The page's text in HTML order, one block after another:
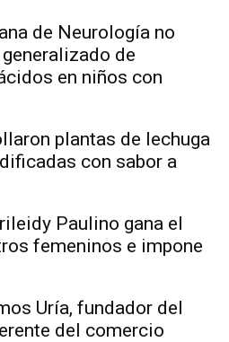
de Neurología no
de
en niños con
plantas de lechuga
con sabor a
Paulino gana el
femeninos e impone
Uría, fundador del
del comercio